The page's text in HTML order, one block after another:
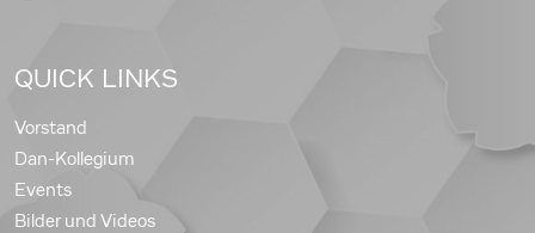
QUICK LINKS
Vorstand
Dan-Kollegium
Events
Bilder und Videos